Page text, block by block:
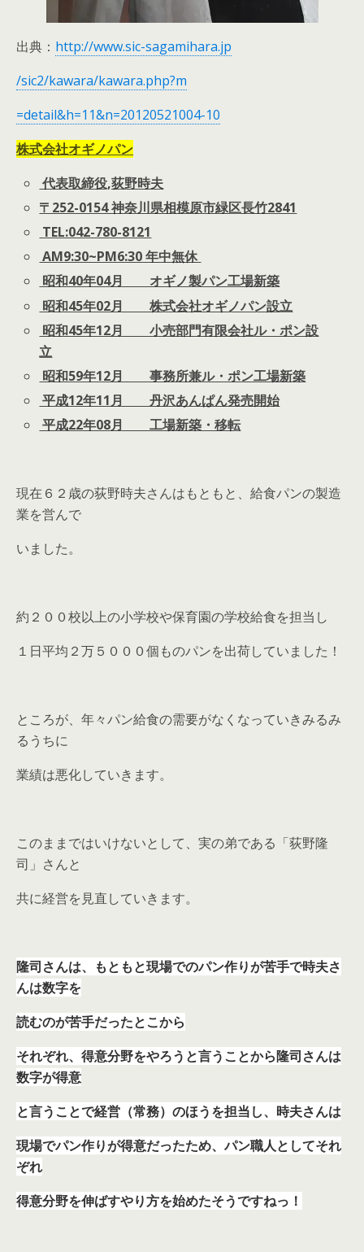
出典： http://www.sic-sagamihara.jp
/sic2/kawara/kawara.php?m
=detail&h=11&n=20120521004-10
株式会社オギノパン
代表取締役,荻野時夫
〒252-0154 神奈川県相模原市緑区長竹2841
TEL:042-780-8121
AM9:30~PM6:30 年中無休
昭和40年04月 オギノ製パン工場新築
昭和45年02月 株式会社オギノパン設立
昭和45年12月 小売部門有限会社ル・ポン設
立
昭和59年12月 事務所兼ル・ポン工場新築
平成12年11月 丹沢あんぱん発売開始
平成22年08月 工場新築・移転
現在６２歳の荻野時夫さんはもともと、給食パンの製造
業を営んで
いました。
約２００校以上の小学校や保育園の学校給食を担当し
１日平均２万５０００個ものパンを出荷していました！
ところが、年々パン給食の需要がなくなっていきみるみ
るうちに
業績は悪化していきます。
このままではいけないとして、実の弟である「荻野隆
司」さんと
共に経営を見直していきます。
隆司さんは、もともと現場でのパン作りが苦手で時夫さ
んは数字を
読むのが苦手だったとこから
それぞれ、得意分野をやろうと言うことから隆司さんは
数字が得意
と言うことで経営（常務）のほうを担当し、時夫さんは
現場でパン作りが得意だったため、パン職人としてそれ
ぞれ
得意分野を伸ばすやり方を始めたそうですねっ！